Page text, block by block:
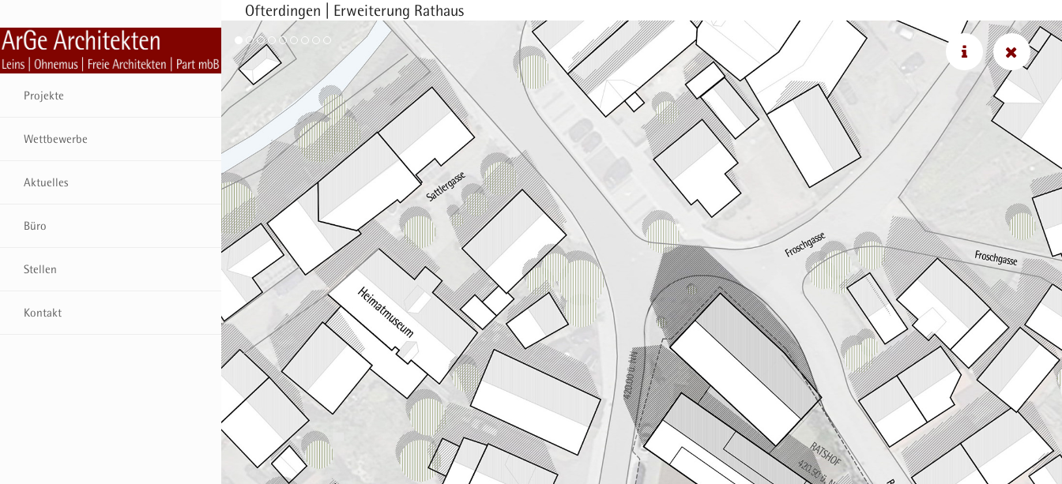
Projekte
Wettbewerbe
Aktuelles
Büro
Stellen
Kontakt
Ofterdingen | Erweiterung Rathaus